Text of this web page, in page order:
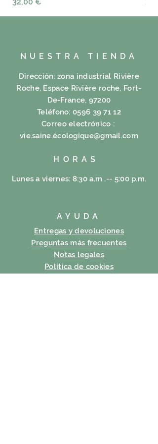
NUESTRA TIENDA
Dirección: zona industrial Rivière
Roche, Espace Rivière roche, Fort-
De-France, 97200
Teléfono:0596 39 71 12
Correo electrónico :
vie.saine.écologique@gmail.com
HORAS
Lunes a viernes: 8:30 a.m .-- 5:00 p.m.
AYUDA
Entregas y devoluciones
Preguntas más frecuentes
Notas legales
Política de cookies